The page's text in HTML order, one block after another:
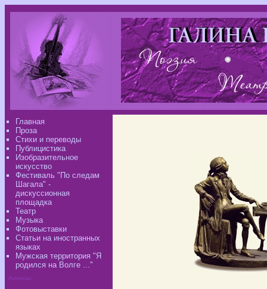
Главная
Проза
Стихи и переводы
Публицистика
Изобразительное
искусство
Фестиваль "По следам
Шагала" -
дискуссионная
площадка
Театр
Музыка
Фотовыставки
Статьи на иностранных
языках
Мужская территория "Я
родился на Волге ..."
Анонсы: